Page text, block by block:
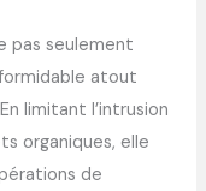
pas seulement
atout
limitant l’intrusion
organiques, elle
de